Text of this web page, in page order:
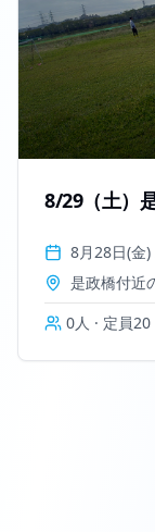
8/29（土）
8月28日(金
0人 · 定員20